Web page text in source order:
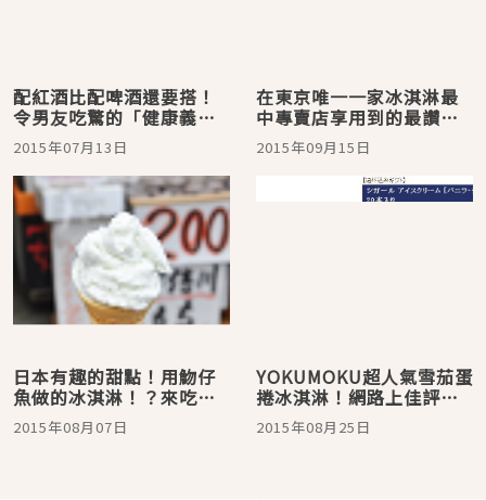
配紅酒比配啤酒還要搭！
令男友吃驚的「健康義式
毛豆冰淇淋」
2015年07月13日
在東京唯一一家冰淇淋最
中專賣店享用到的最讚的
冰淇淋最中。淺草的「淺
草提燈最中」
2015年09月15日
日本有趣的甜點！用魩仔
魚做的冰淇淋！？來吃吃
看靜岡市三保松原的「魩
仔魚冰淇淋」吧！
2015年08月07日
YOKUMOKU超人氣雪茄蛋
捲冰淇淋！網路上佳評如
潮
2015年08月25日